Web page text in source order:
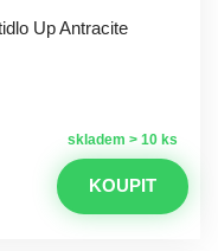
Up Antracite
skladem > 10 ks
KOUPIT